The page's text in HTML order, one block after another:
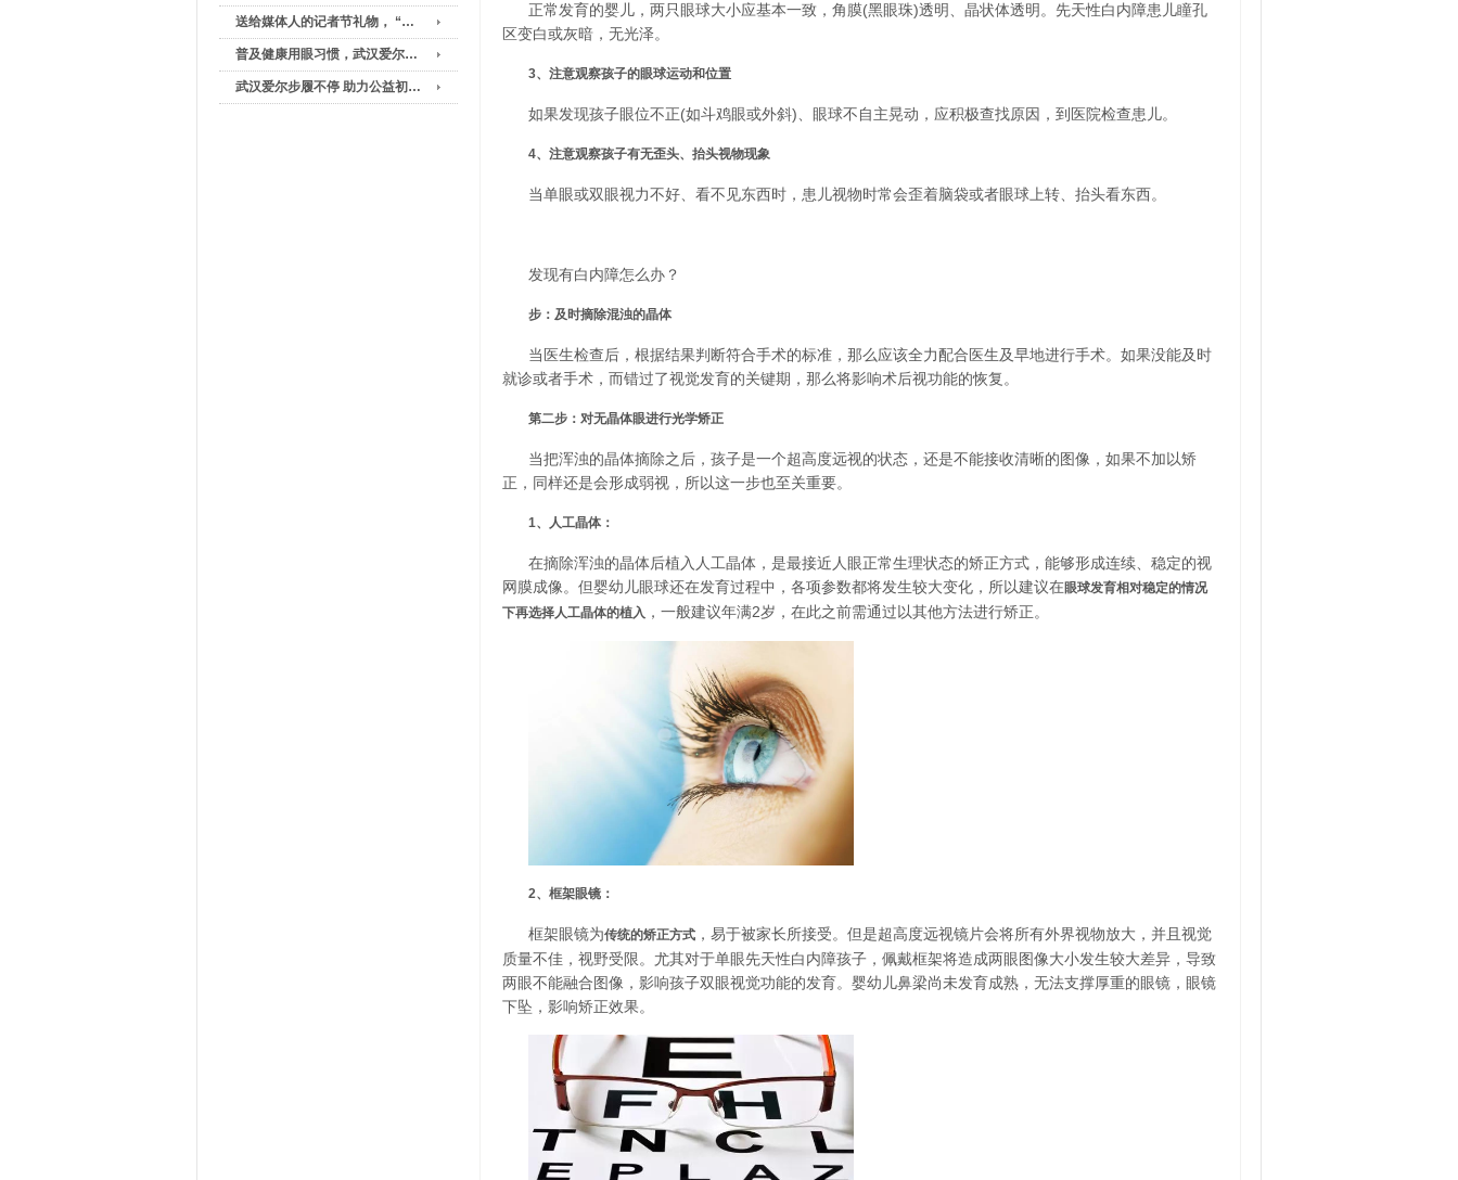
送给媒体人的记者节礼物， “…
普及健康用眼习惯，武汉爱尔…
武汉爱尔步履不停 助力公益初…
正常发育的婴儿，两只眼球大小应基本一致，角膜(黑眼珠)透明、晶状体透明。先天性白内障患儿瞳孔
区变白或灰暗，无光泽。
3、注意观察孩子的眼球运动和位置
如果发现孩子眼位不正(如斗鸡眼或外斜)、眼球不自主晃动，应积极查找原因，到医院检查患儿。
4、注意观察孩子有无歪头、抬头视物现象
当单眼或双眼视力不好、看不见东西时，患儿视物时常会歪着脑袋或者眼球上转、抬头看东西。
发现有白内障怎么办？
步：及时摘除混浊的晶体
当医生检查后，根据结果判断符合手术的标准，那么应该全力配合医生及早地进行手术。如果没能及时
就诊或者手术，而错过了视觉发育的关键期，那么将影响术后视功能的恢复。
第二步：对无晶体眼进行光学矫正
当把浑浊的晶体摘除之后，孩子是一个超高度远视的状态，还是不能接收清晰的图像，如果不加以矫
正，同样还是会形成弱视，所以这一步也至关重要。
1、人工晶体：
在摘除浑浊的晶体后植入人工晶体，是最接近人眼正常生理状态的矫正方式，能够形成连续、稳定的视
网膜成像。但婴幼儿眼球还在发育过程中，各项参数都将发生较大变化，所以建议在眼球发育相对稳定的情况
下再选择人工晶体的植入 ，一般建议年满2岁，在此之前需通过以其他方法进行矫正。
2、框架眼镜：
框架眼镜为传统的矫正方式 ，易于被家长所接受。但是超高度远视镜片会将所有外界视物放大，并且视觉
质量不佳，视野受限。尤其对于单眼先天性白内障孩子，佩戴框架将造成两眼图像大小发生较大差异，导致
两眼不能融合图像，影响孩子双眼视觉功能的发育。婴幼儿鼻梁尚未发育成熟，无法支撑厚重的眼镜，眼镜
下坠，影响矫正效果。